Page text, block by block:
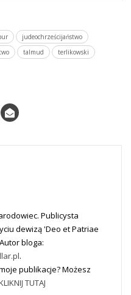
judeochrześcijaństwo
talmud
terlikowski
Publicysta
dewizą 'Deo et Patriae
bloga:
.
publikacje? Możesz
TUTAJ